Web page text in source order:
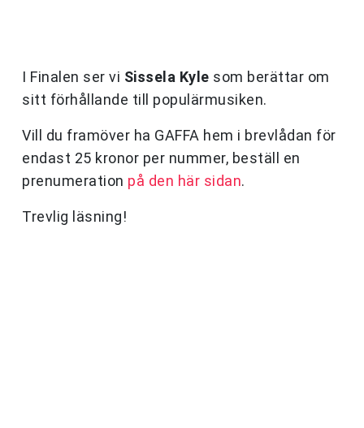
I Finalen ser vi Sissela Kyle som berättar om
sitt förhållande till populärmusiken.
Vill du framöver ha GAFFA hem i brevlådan för
endast 25 kronor per nummer, beställ en
prenumeration på den här sidan.
Trevlig läsning!